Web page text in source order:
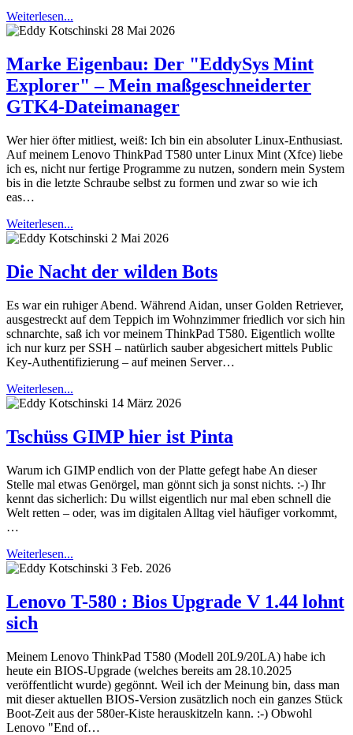
Weiterlesen...
28 Mai 2026
Marke Eigenbau: Der "EddySys Mint
Explorer" – Mein maßgeschneiderter
GTK4-Dateimanager
Wer hier öfter mitliest, weiß: Ich bin ein absoluter Linux-Enthusiast.
Auf meinem Lenovo ThinkPad T580 unter Linux Mint (Xfce) liebe
ich es, nicht nur fertige Programme zu nutzen, sondern mein System
bis in die letzte Schraube selbst zu formen und zwar so wie ich
eas…
Weiterlesen...
2 Mai 2026
Die Nacht der wilden Bots
Es war ein ruhiger Abend. Während Aidan, unser Golden Retriever,
ausgestreckt auf dem Teppich im Wohnzimmer friedlich vor sich hin
schnarchte, saß ich vor meinem ThinkPad T580. Eigentlich wollte
ich nur kurz per SSH – natürlich sauber abgesichert mittels Public
Key-Authentifizierung – auf meinen Server…
Weiterlesen...
14 März 2026
Tschüss GIMP hier ist Pinta
Warum ich GIMP endlich von der Platte gefegt habe An dieser
Stelle mal etwas Genörgel, man gönnt sich ja sonst nichts. :-) Ihr
kennt das sicherlich: Du willst eigentlich nur mal eben schnell die
Welt retten – oder, was im digitalen Alltag viel häufiger vorkommt,
…
Weiterlesen...
3 Feb. 2026
Lenovo T-580 : Bios Upgrade V 1.44 lohnt
sich
Meinem Lenovo ThinkPad T580 (Modell 20L9/20LA) habe ich
heute ein BIOS-Upgrade (welches bereits am 28.10.2025
veröffentlicht wurde) gegönnt. Weil ich der Meinung bin, dass man
mit dieser aktuellen BIOS-Version zusätzlich noch ein ganzes Stück
Boot-Zeit aus der 580er-Kiste herauskitzeln kann. :-) Obwohl
Lenovo "End of…